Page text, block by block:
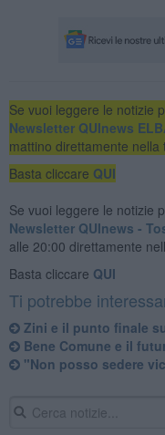
Se vuoi leggere le notizie
Newsletter QUInews
mattino direttamente nella
Basta cliccare QUI
Se vuoi leggere le notizie
Newsletter QUInews -
alle 20:00 direttamente
Basta cliccare QUI
Ti potrebbe
Zini e il punto finale
Bene Comune e il
"Non posso sedere